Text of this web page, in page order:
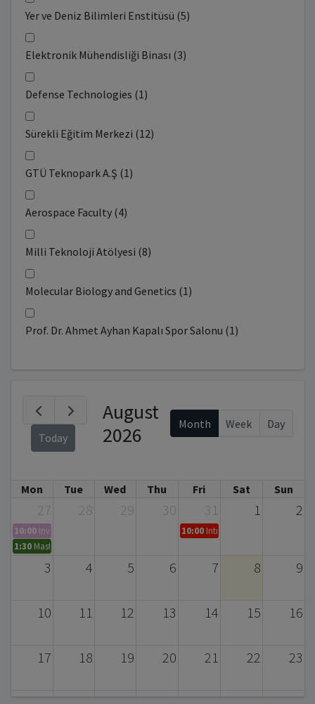
Yer ve Deniz Bilimleri Enstitüsü (5)
Elektronik Mühendisliği Binası (3)
Defense Technologies (1)
Sürekli Eğitim Merkezi (12)
GTÜ Teknopark A.Ş (1)
Aerospace Faculty (4)
Milli Teknoloji Atölyesi (8)
Molecular Biology and Genetics (1)
Prof. Dr. Ahmet Ayhan Kapalı Spor Salonu (1)
Today
August
2026
Month Week Day
Mon Tue Wed Thu Fri Sat Sun
27 28 29 30 31 1 2
10:00 Invitation to the Doctoral Dissertation Defense – Serpil Bayraktar
10:00 Introductory Presentation
1:30 Master's Thesis Defense
3 4 5 6 7 8 9
10 11 12 13 14 15 16
17 18 19 20 21 22 23